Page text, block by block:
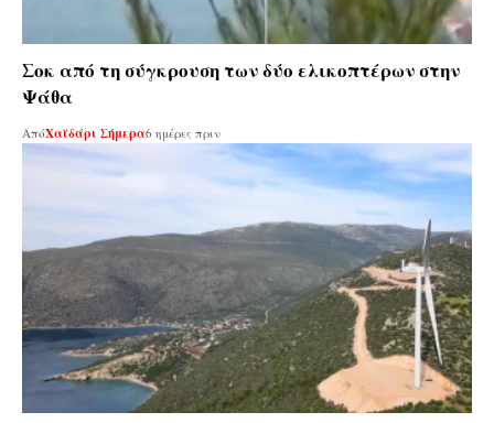
Σοκ από τη σύγκρουση των δύο ελικοπτέρων στην
Ψάθα
ΑπόΧαϊδάρι Σήμερα6 ημέρες πριν